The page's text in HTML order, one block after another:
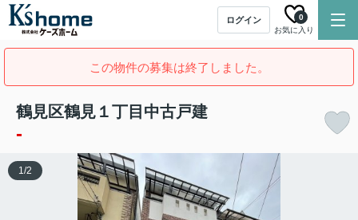
ログイン
お気に入り
0
この物件の募集は終了しました。
鶴見区鶴見１丁目中古戸建
-
1/2